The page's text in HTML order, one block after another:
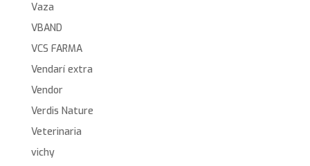
Vaza
VBAND
VCS FARMA
Vendarí extra
Vendor
Verdis Nature
Veterinaria
vichy